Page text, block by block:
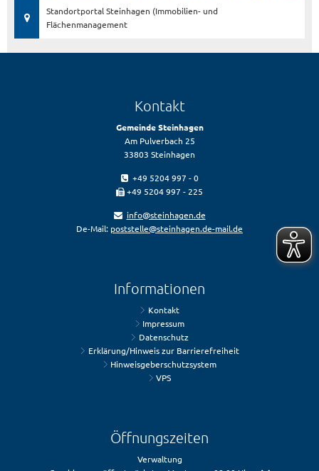
Standortportal Steinhagen (Immobilien- und
Flächenmanagement
Kontakt
Gemeinde Steinhagen
Am Pulverbach 25
33803 Steinhagen
+49 5204 997 - 0
+49 5204 997 - 225
info@steinhagen.de
De-Mail: poststelle@steinhagen.de-mail.de
Informationen
Kontakt
Impressum
Datenschutz
Erklärung/Hinweis zur Barrierefreiheit
Hinweisgeberschutzsystem
VPS
Öffnungszeiten
Verwaltung